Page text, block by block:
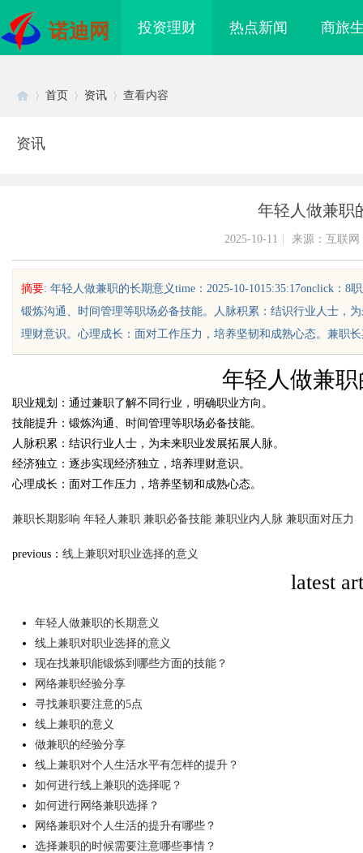
诺迪网 投资理财 热点新闻 商旅
sc
uz
首页 资讯 查看内容
资讯
年轻人做兼职
2025-10-11 来源：互联网
摘要: 年轻人做兼职的长期意义time：2025-10-1015:35:17onclick：
锻炼沟通、时间管理等职场必备技能。人脉积累：结识行业人士，
理财意识。心理成长：面对工作压力，培养坚韧和成熟心态。兼职
年轻人做兼
time：
职业规划：通过兼职了解不同行业，明确职业方向。
技能提升：锻炼沟通、时间管理等职场必备技能。
人脉积累：结识行业人士，为未来职业发展拓展人脉。
经济独立：逐步实现经济独立，培养理财意识。
心理成长：面对工作压力，培养坚韧和成熟心态。
兼职长期影响 年轻人兼职 兼职必备技能 兼职业内人脉 兼职面对压力
previous： 线上兼职对职业选择的意义
latest
年轻人做兼职的长期意义
线上兼职对职业选择的意义
现在找兼职能锻炼到哪些方面的技能？
网络兼职经验分享
寻找兼职要注意的5点
线上兼职的意义
做兼职的经验分享
线上兼职对个人生活水平有怎样的提升？
如何进行线上兼职的选择呢？
如何进行网络兼职选择？
网络兼职对个人生活的提升有哪些？
选择兼职的时候需要注意哪些事情？
配眼镜 高精度激光切割机：新时代工业
的革命者